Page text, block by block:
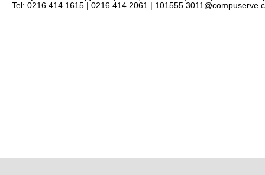
Tel: 0216 414 1615 | 0216 414 2061 |